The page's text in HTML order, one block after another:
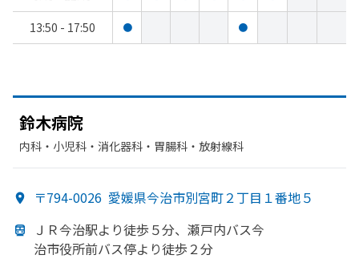
13:50 - 17:50 ● ●
鈴木病院
内科・​小児科・​消化器科・​胃腸科・​放射線科
〒794-0026 愛媛県今治市別宮町２丁目１番地５
ＪＲ今治駅より徒歩５分、 瀬戸内バス今
治市役所前バス停より徒歩２分